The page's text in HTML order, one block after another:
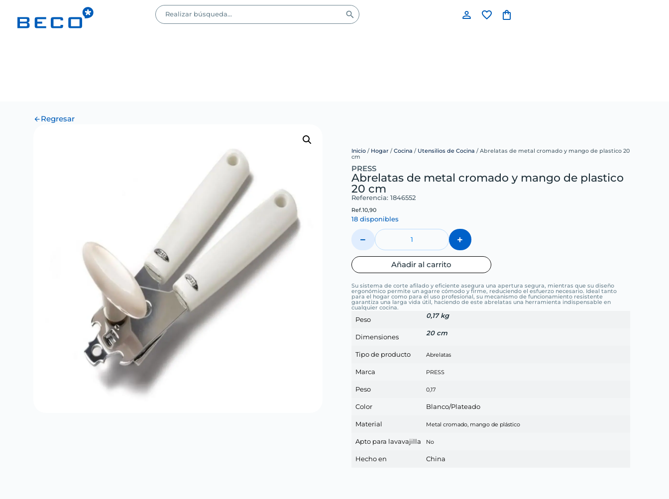
Regresar
Inicio / Hogar /Cocina / Utensilios de Cocina / Abrelatas de metal cromado y mango de plastico 20
cm
PRESS
Abrelatas de metal cromado y mango de plastico
20 cm
Referencia: 1846552
Ref.10,90
18 disponibles
Añadir al carrito
Su sistema de corte afilado y eficiente asegura una apertura segura, mientras que su diseño
ergonómico permite un agarre cómodo y firme, reduciendo el esfuerzo necesario. Ideal tanto
para el hogar como para el uso profesional, su mecanismo de funcionamiento resistente
garantiza una larga vida útil, haciendo de este abrelatas una herramienta indispensable en
cualquier cocina.
Peso 0,17 kg
Dimensiones 20 cm
Tipo de producto Abrelatas
Marca PRESS
Peso 0,17
Color Blanco/Plateado
Material Metal cromado, mango de plástico
Apto para lavavajilla No
Hecho en China